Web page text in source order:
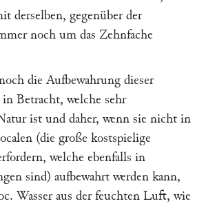
derselben, gegenüber der
noch um das Zehnfache
die Aufbewahrung dieser
Betracht, welche sehr
ist und daher, wenn sie nicht in
(die große kostspielige
welche ebenfalls in
sind) aufbewahrt werden kann,
Wasser aus der feuchten Luft, wie